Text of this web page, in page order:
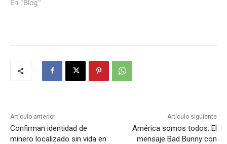
En "Blog"
Artículo anterior
Confirman identidad de
minero localizado sin vida en
Artículo siguiente
América somos todos: El
mensaje Bad Bunny con